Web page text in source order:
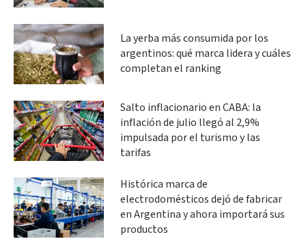
La yerba más consumida por los
argentinos: qué marca lidera y cuáles
completan el ranking
Salto inflacionario en CABA: la
inflación de julio llegó al 2,9%
impulsada por el turismo y las
tarifas
Histórica marca de
electrodomésticos dejó de fabricar
en Argentina y ahora importará sus
productos